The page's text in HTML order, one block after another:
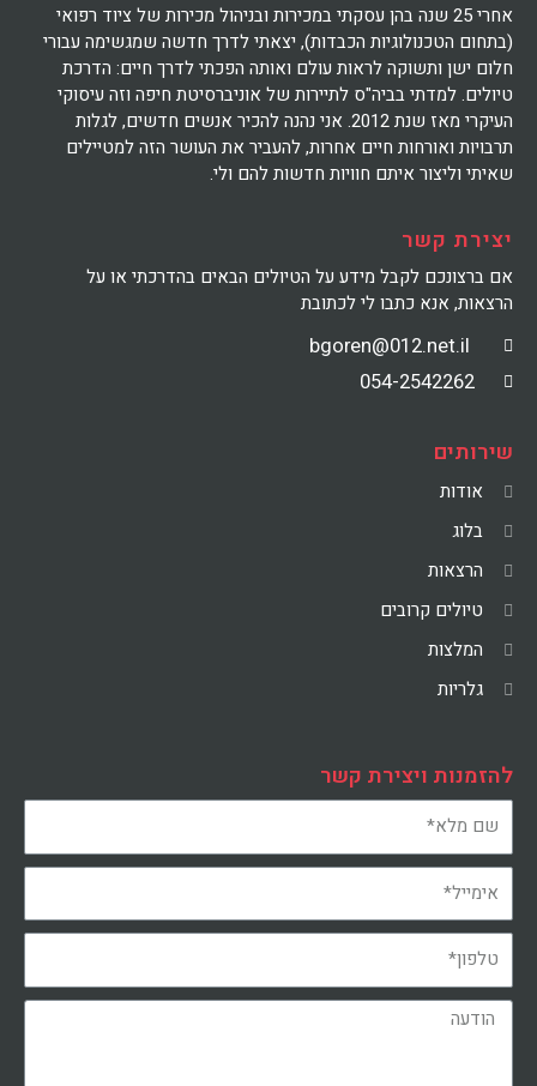
אחרי 25 שנה בהן עסקתי במכירות ובניהול מכירות של ציוד רפואי
(בתחום הטכנולוגיות הכבדות), יצאתי לדרך חדשה שמגשימה עבורי
חלום ישן ותשוקה לראות עולם ואותה הפכתי לדרך חיים: הדרכת
טיולים. למדתי בביה"ס לתיירות של אוניברסיטת חיפה וזה עיסוקי
העיקרי מאז שנת 2012. אני נהנה להכיר אנשים חדשים, לגלות
תרבויות ואורחות חיים אחרות, להעביר את העושר הזה למטיילים
שאיתי וליצור איתם חוויות חדשות להם ולי.
יצירת קשר
אם ברצונכם לקבל מידע על הטיולים הבאים בהדרכתי או על
הרצאות, אנא כתבו לי לכתובת
054-2542262
שירותים
אודות
בלוג
הרצאות
טיולים קרובים
המלצות
גלריות
להזמנות ויצירת קשר